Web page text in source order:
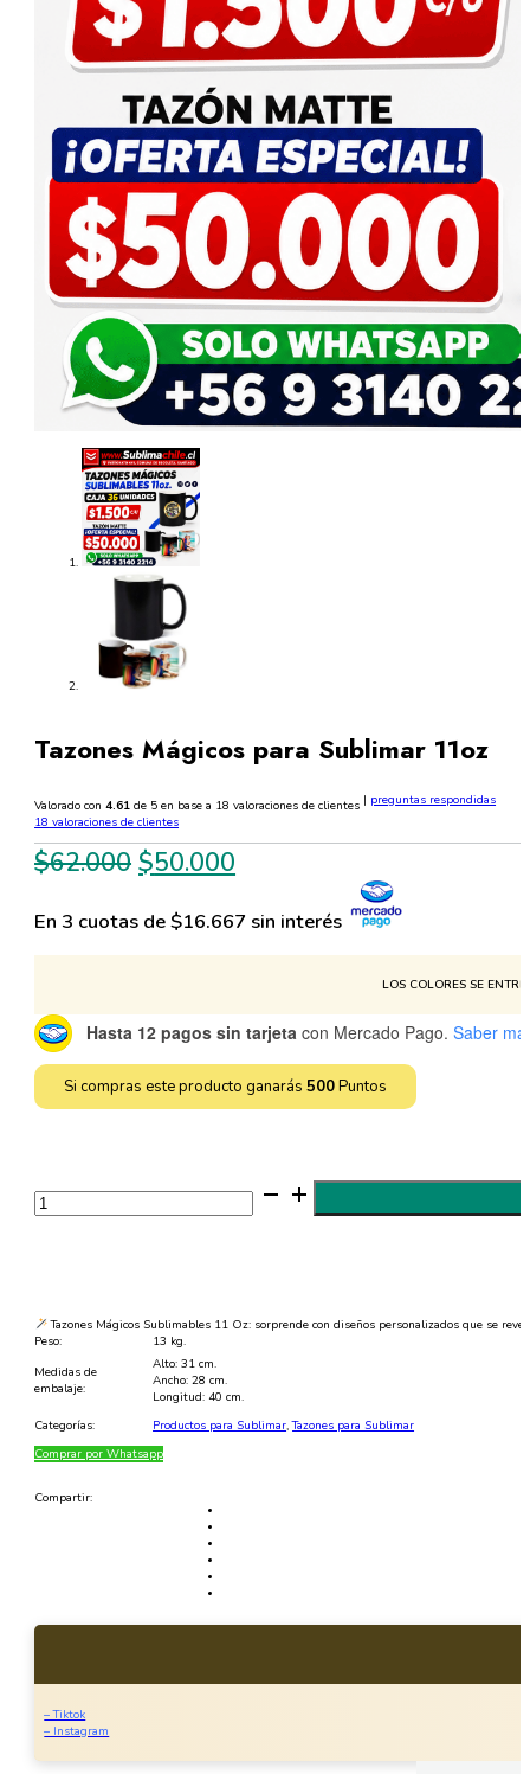
Tazones Mágicos para Sublimar 11oz
Valorado con4.61 de 5 en base a 18 valoraciones de clientes
18 valoraciones de clientes
| preguntas respondidas
$62.000 El
original
$50.000
actual
En 3 cuotas de $16.667 sin interés
LOS COLORES SE
Hasta 12 pagos sin tarjeta con Mercado Pago. Saber
Si compras este producto ganarás500Puntos
Tazones
Mágicos
para
Tazones Mágicos Sublimables 11 Oz: sorprende con diseños personalizados que se
Peso:
13 kg.
Medidas de
embalaje:
Alto: 31 cm.
Ancho: 28 cm.
Longitud: 40 cm.
Categorías:
Productos para Sublimar,Tazones para Sublimar
Comprar por Whatsapp
Compartir:
– Tiktok
– Instagram